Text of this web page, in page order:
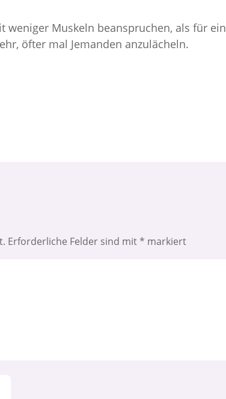
weniger Muskeln beanspruchen, als für ein
öfter mal Jemanden anzulächeln.
Erforderliche Felder sind mit* markiert